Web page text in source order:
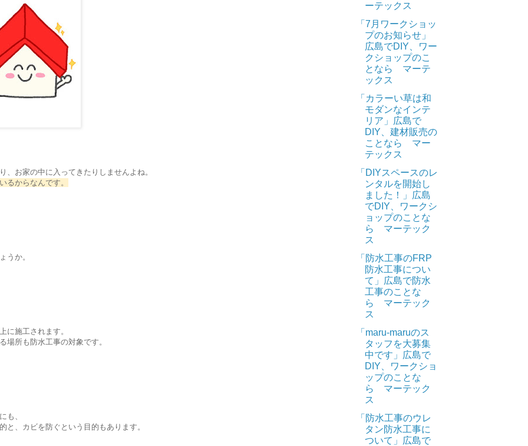
お家の中に入ってきたりしませんよね。
るからなんです。
うか。
に施工されます。
場所も防水工事の対象です。
も、
と、カビを防ぐという目的もあります。
ーテックス
「7月ワークショッ
プのお知らせ」
広島でDIY、ワー
クショップのこ
となら マーテ
ックス
「カラーい草は和
モダンなインテ
リア」広島で
DIY、建材販売の
ことなら マー
テックス
「DIYスペースのレ
ンタルを開始し
ました！」広島
でDIY、ワークシ
ョップのことな
ら マーテック
ス
「防水工事のFRP
防水工事につい
て」広島で防水
工事のことな
ら マーテック
ス
「maru-maruのス
タッフを大募集
中です」広島で
DIY、ワークショ
ップのことな
ら マーテック
ス
「防水工事のウレ
タン防水工事に
ついて」広島で